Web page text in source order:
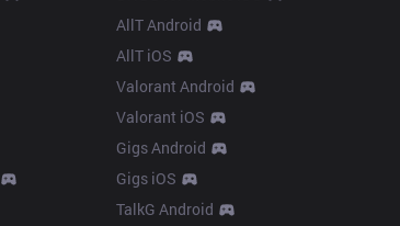
AllT Android
AllT iOS
Valorant Android
Valorant iOS
Gigs Android
Gigs iOS
TalkG Android